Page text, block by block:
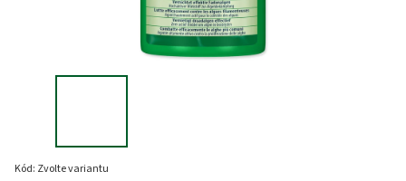
Kód: Zvolte variantu